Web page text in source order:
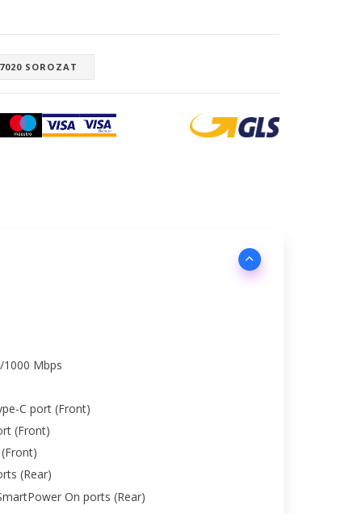
SOROZAT
1000 Mbps
C port (Front)
(Front)
(Rear)
On ports (Rear)